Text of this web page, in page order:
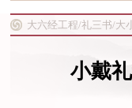
大六经工程/礼三书/大
小戴